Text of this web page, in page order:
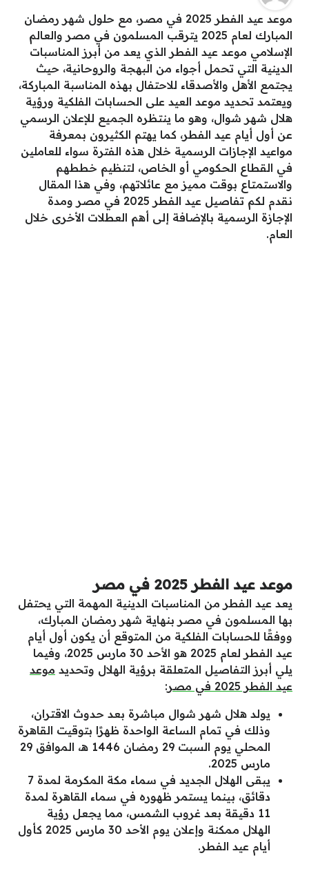
موعد عيد الفطر 2025 في مصر، مع حلول شهر رمضان
المبارك لعام 2025 يترقب المسلمون في مصر والعالم
الإسلامي موعد عيد الفطر الذي يعد من أبرز المناسبات
الدينية التي تحمل أجواء من البهجة والروحانية، حيث
يجتمع الأهل والأصدقاء للاحتفال بهذه المناسبة المباركة،
ويعتمد تحديد موعد العيد على الحسابات الفلكية ورؤية
هلال شهر شوال، وهو ما ينتظره الجميع للإعلان الرسمي
عن أول أيام عيد الفطر، كما يهتم الكثيرون بمعرفة
مواعيد الإجازات الرسمية خلال هذه الفترة سواء للعاملين
في القطاع الحكومي أو الخاص، لتنظيم خططهم
والاستمتاع بوقت مميز مع عائلاتهم، وفي هذا المقال
نقدم لكم تفاصيل عيد الفطر 2025 في مصر ومدة
الإجازة الرسمية بالإضافة إلى أهم العطلات الأخرى خلال
العام.
موعد عيد الفطر 2025 في مصر
يعد عيد الفطر من المناسبات الدينية المهمة التي يحتفل
بها المسلمون في مصر بنهاية شهر رمضان المبارك،
ووفقًا للحسابات الفلكية من المتوقع أن يكون أول أيام
عيد الفطر لعام 2025 هو الأحد 30 مارس 2025، وفيما
يلي أبرز التفاصيل المتعلقة برؤية الهلال وتحديد موعد
عيد الفطر 2025 في مصر
:
يولد هلال شهر شوال مباشرة بعد حدوث الاقتران،
وذلك في تمام الساعة الواحدة ظهرًا بتوقيت القاهرة
المحلي يوم السبت 29 رمضان 1446 هـ، الموافق 29
مارس 2025.
يبقى الهلال الجديد في سماء مكة المكرمة لمدة 7
دقائق، بينما يستمر ظهوره في سماء القاهرة لمدة
11 دقيقة بعد غروب الشمس، مما يجعل رؤية
الهلال ممكنة وإعلان يوم الأحد 30 مارس 2025 كأول
أيام عيد الفطر.